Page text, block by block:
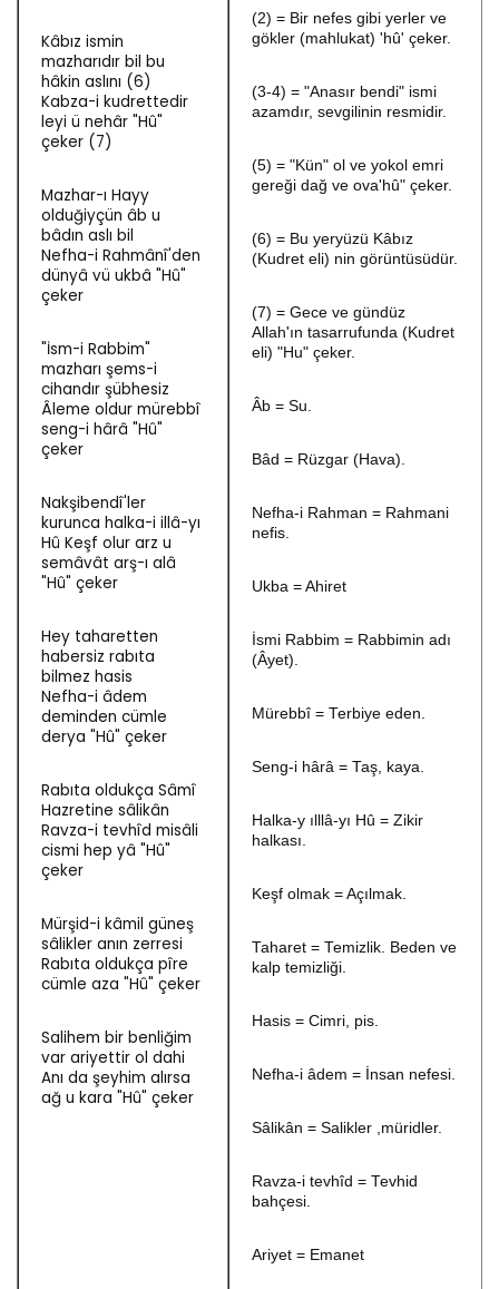
Kâbız ismin
mazharıdır bil bu
hâkin aslını (6)
Kabza-i kudrettedir
leyi ü nehâr "Hû"
çeker (7)
Mazhar-ı Hayy
olduğiyçün âb u
bâdın aslı bil
Nefha-i Rahmânî'den
dünyâ vü ukbâ "Hû"
çeker
"İsm-i Rabbim"
mazharı şems-i
cihandır şübhesiz
Âleme oldur mürebbî
seng-i hârâ "Hû"
çeker
Nakşibendî'ler
kurunca halka-i illâ-yı
Hû Keşf olur arz u
semâvât arş-ı alâ
"Hû" çeker
Hey taharetten
habersiz rabıta
bilmez hasis
Nefha-i âdem
deminden cümle
derya "Hû" çeker
Rabıta oldukça Sâmî
Hazretine sâlikân
Ravza-i tevhîd misâli
cismi hep yâ "Hû"
çeker
Mürşid-i kâmil güneş
sâlikler anın zerresi
Rabıta oldukça pîre
cümle aza "Hû" çeker
Salihem bir benliğim
var ariyettir ol dahi
Anı da şeyhim alırsa
ağ u kara "Hû" çeker
(2) = Bir nefes gibi yerler ve
gökler (mahlukat) 'hû' çeker.
(3-4) = "Anasır bendi" ismi
azamdır, sevgilinin resmidir.
(5) = "Kün" ol ve yokol emri
gereği dağ ve ova'hû" çeker.
(6) = Bu yeryüzü Kâbız
(Kudret eli) nin görüntüsüdür.
(7) = Gece ve gündüz
Allah'ın tasarrufunda (Kudret
eli) "Hu" çeker.
Âb = Su.
Bâd = Rüzgar (Hava).
Nefha-i Rahman = Rahmani
nefis.
Ukba = Ahiret
İsmi Rabbim = Rabbimin adı
(Âyet).
Mürebbî = Terbiye eden.
Seng-i hârâ = Taş, kaya.
Halka-y ılllâ-yı Hû = Zikir
halkası.
Keşf olmak = Açılmak.
Taharet = Temizlik. Beden ve
kalp temizliği.
Hasis = Cimri, pis.
Nefha-i âdem = İnsan nefesi.
Sâlikân = Salikler ,müridler.
Ravza-i tevhîd = Tevhid
bahçesi.
Ariyet = Emanet